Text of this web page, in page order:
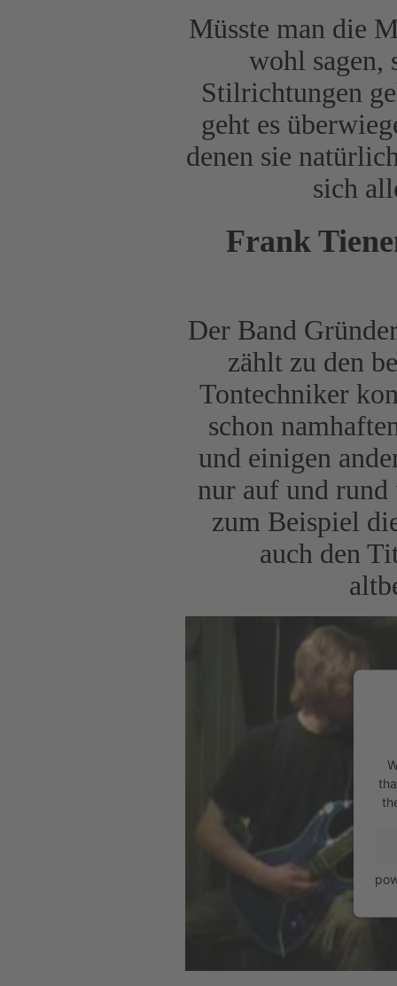
Müsste man die
wohl sagen,
Stilrichtungen
geht es
denen sie
sich
Frank
Der Band
zählt zu den
Tontechniker
schon
und einigen
nur auf und rund
zum Beispiel
auch den